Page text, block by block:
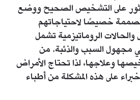
على التشخيص الصحيح ووضع
خصيصًا لاحتياجاتهم
الروماتيزمية تشمل
مجهول السبب والذئبة. من
وعلاجها، لذا تحتاج الأمراض
على هذه المشكلة من أطباء